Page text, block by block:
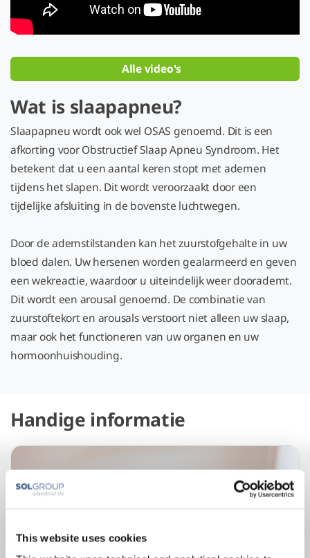
This website uses cookies
Alle video's
Wat is slaapapneu?
Slaapapneu wordt ook wel OSAS genoemd. Dit is een
afkorting voor Obstructief Slaap Apneu Syndroom. Het
betekent dat u een aantal keren stopt met ademen
tijdens het slapen. Dit wordt veroorzaakt door een
tijdelijke afsluiting in de bovenste luchtwegen.
Door de ademstilstanden kan het zuurstofgehalte in uw
bloed dalen. Uw hersenen worden gealarmeerd en geven
een wekreactie, waardoor u uiteindelijk weer doorademt.
Dit wordt een arousal genoemd. De combinatie van
zuurstoftekort en arousals verstoort niet alleen uw slaap,
maar ook het functioneren van uw organen en uw
hormoonhuishouding.
Handige informatie